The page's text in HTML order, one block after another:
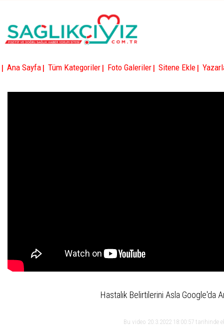
| Ana Sayfa | Tüm Kategoriler | Foto Galeriler | Sitene Ekle |
Hastalık Belirtilerini Asla Google'da
Bu video 20.3.2022 18:00:57